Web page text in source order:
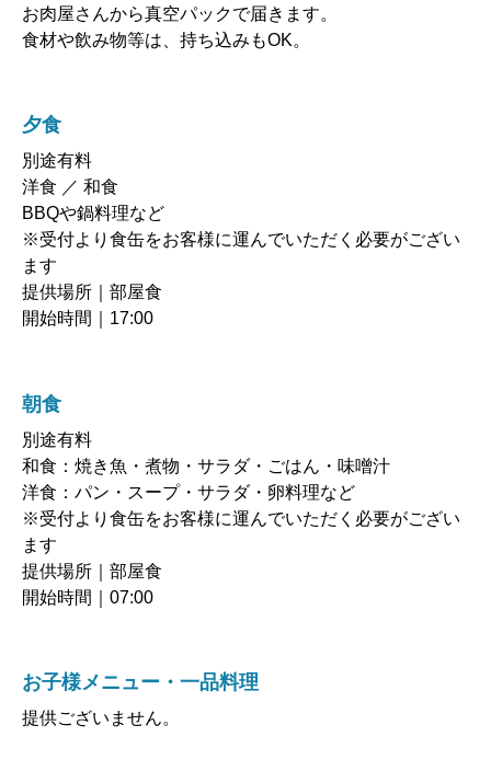
食材や飲み物等は、持ち込みもOK。
夕食
洋食 ／ 和食
BBQや鍋料理など
※受付より食缶をお客様に運んでいただく必要がござい
ます
提供場所｜部屋食
開始時間｜17:00
朝食
和食：焼き魚・煮物・サラダ・ごはん・味噌汁
洋食：パン・スープ・サラダ・卵料理など
※受付より食缶をお客様に運んでいただく必要がござい
ます
提供場所｜部屋食
開始時間｜07:00
お子様メニュー・一品料理